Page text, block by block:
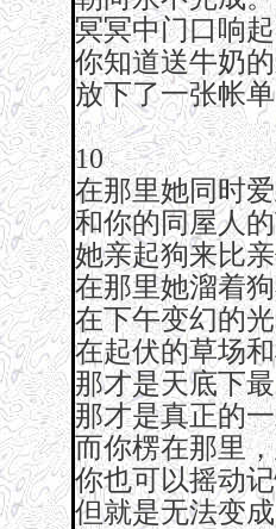
冥冥中门口响
你知道送牛奶
放下了一张帐
10
在那里她同时
和你的同屋人
她亲起狗来比
在那里她溜着
在下午变幻的
在起伏的草场
那才是天底下
那才是真正的
而你楞在那里
你也可以摇动
但就是无法变